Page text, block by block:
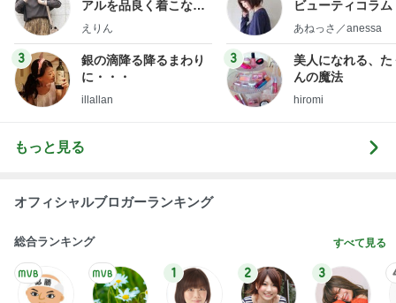
アルを品良く着こなす
ファッションブログ
えりん
3
銀の滴降る降るまわり
に・・・
illallan
ビューティコラ
little
あねっさ／anessa
3
美人になれる、た
んの魔法
hiromi
もっと見る
オフィシャルブロガーランキング
総合ランキング すべて見る
1 2 3